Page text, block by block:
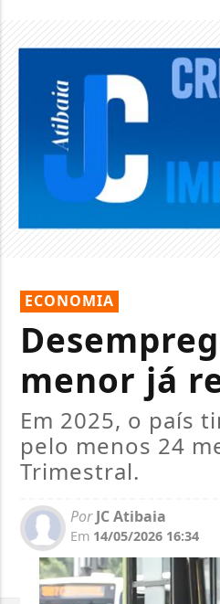
ECONOMIA
menor já
Em 2025, o país
pelo menos 24
Trimestral.
PorJC Atibaia
Em 14/05/2026 16:34